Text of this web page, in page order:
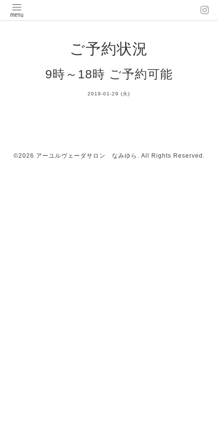
ご予約状況
9時～18時 ご予約可能
2019-01-29 (火)
©2026 アーユルヴェーダサロン なみゆら . All Rights Reserved.